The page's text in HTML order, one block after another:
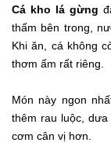
Cá kho lá gừng
thấm bên trong,
Khi ăn, cá không
thơm ấm rất riêng.
Món này ngon
thêm rau luộc,
cơm cân vị hơn.